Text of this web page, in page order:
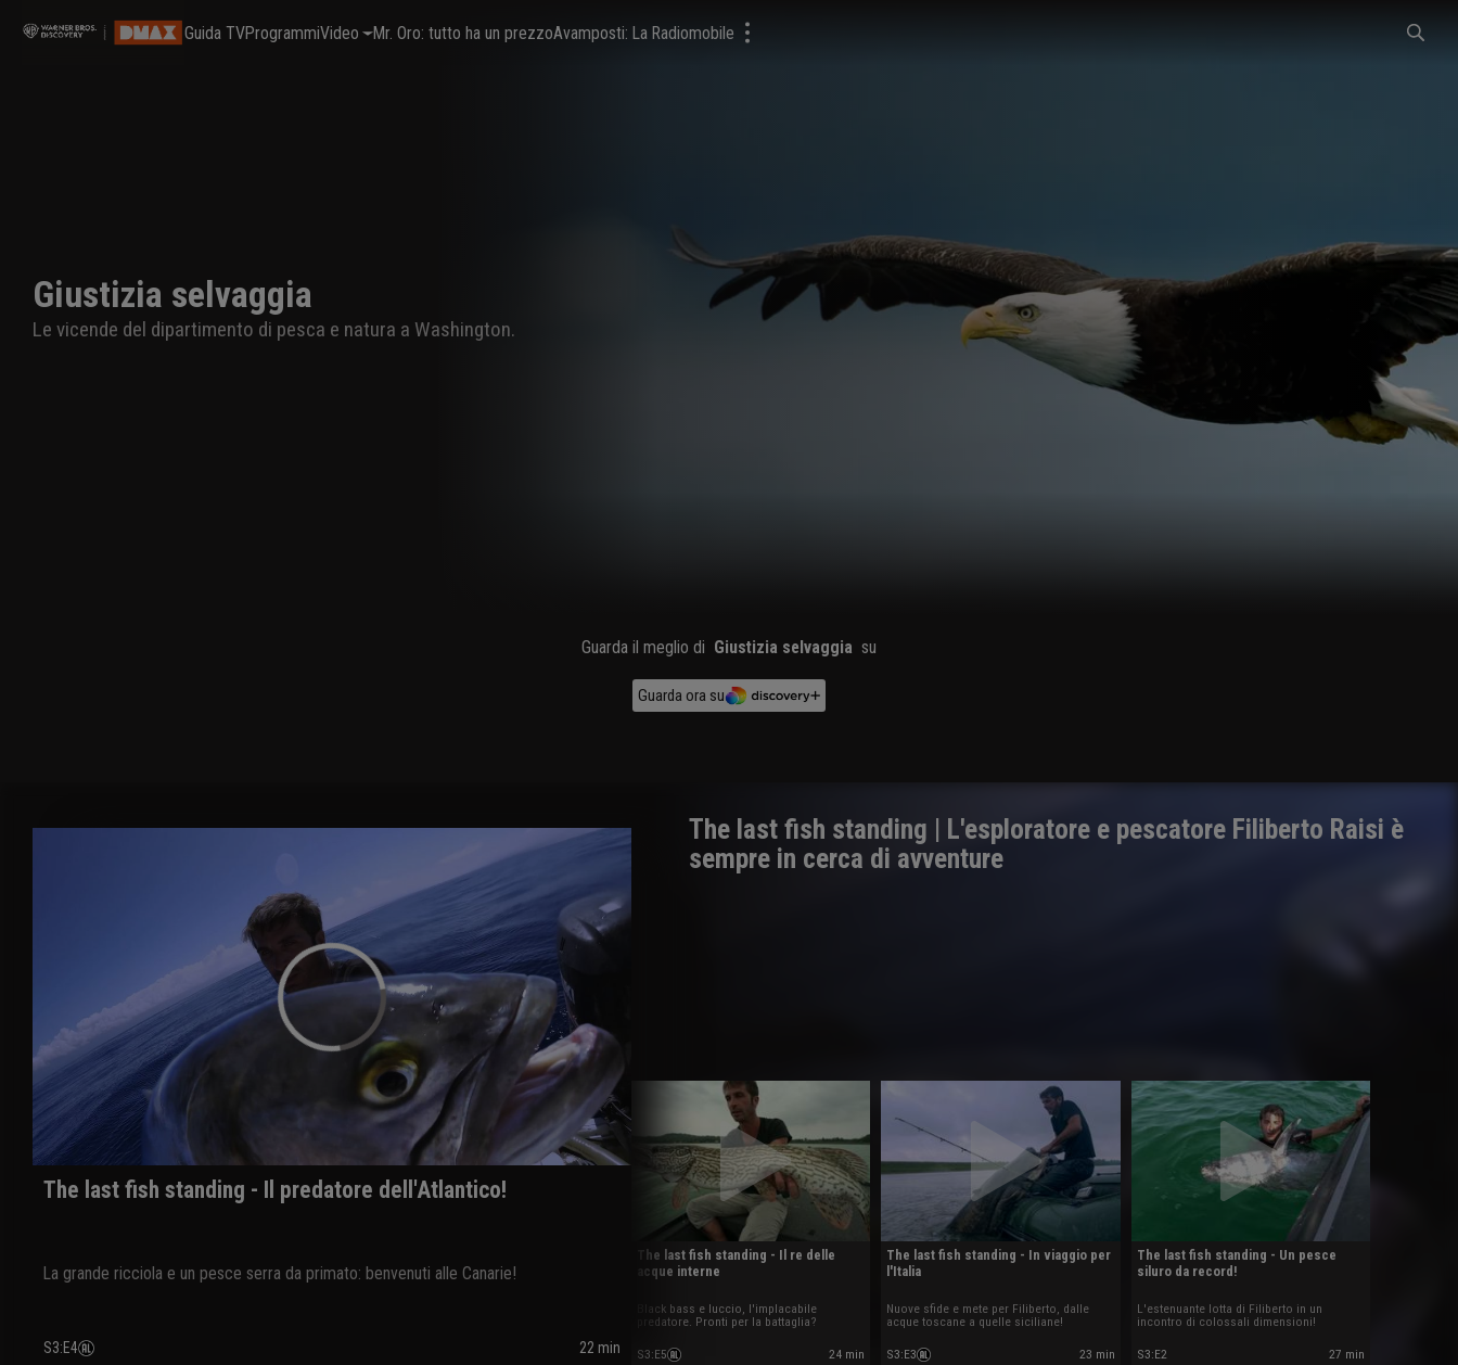
Guida TVProgrammiVideo Mr. Oro: tutto ha un prezzoAvamposti: La Radiomobile
Giustizia selvaggia
Le vicende del dipartimento di pesca e natura a Washington.
Guarda il meglio di Giustizia selvaggia su
Guarda ora su
The last fish standing | L'esploratore e pescatore Filiberto Raisi è
sempre in cerca di avventure
The last fish standing - Il predatore dell'Atlantico!
La grande ricciola e un pesce serra da primato: benvenuti alle Canarie!
S3:E4 22 min
The last fish standing - Il re delle
acque interne
Black bass e luccio, l'implacabile
predatore. Pronti per la battaglia?
S3:E5 24 min
The last fish standing - In viaggio per
l'Italia
Nuove sfide e mete per Filiberto, dalle
acque toscane a quelle siciliane!
S3:E3 23 min
The last fish standing - Un pesce
siluro da record!
L'estenuante lotta di Filiberto in un
incontro di colossali dimensioni!
S3:E2 27 min